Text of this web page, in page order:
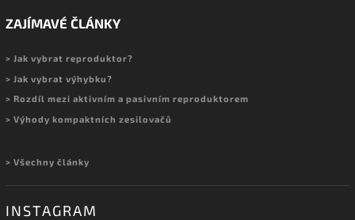
ZAJÍMAVÉ ČLÁNKY
> Jak vybrat reproduktor?
> Jak vybrat výhybku?
> Rozdíl mezi aktivním a pasivním reproduktorem
> Výhody kompaktních zesilovačů
> Všechny články
INSTAGRAM